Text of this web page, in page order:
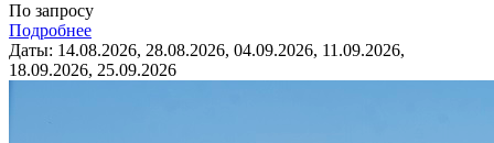
По запросу
Подробнее
Даты: 14.08.2026, 28.08.2026, 04.09.2026, 11.09.2026,
18.09.2026, 25.09.2026